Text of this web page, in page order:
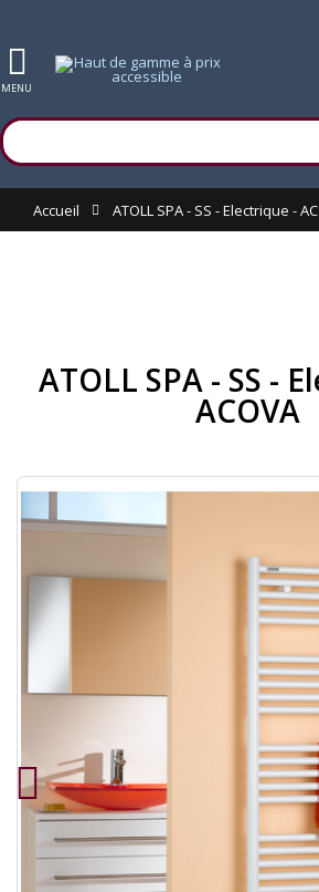
MENU
Accueil ATOLL SPA - SS - Electrique -
ATOLL SPA - SS -
ACOVA